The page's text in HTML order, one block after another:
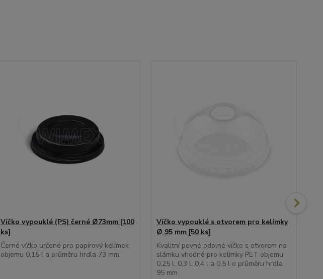
Víčko vypouklé (PS) černé Ø73mm [100
ks]
Černé víčko určené pro papírový kelímek
objemu 0,15 l a průměru hrdla 73 mm.
Víčko vypouklé s otvorem pro kelímky
Ø 95 mm [50 ks]
Kvalitní pevné odolné víčko s otvorem na
slámku vhodné pro kelímky PET objemu
0,25 l, 0,3 l, 0,4 l a 0,5 l o průměru hrdla
95 mm.